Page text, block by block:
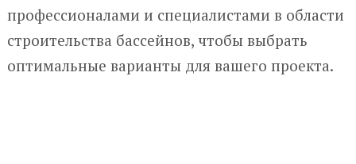
профессионалами и специалистами в области
строительства бассейнов, чтобы выбрать
оптимальные варианты для вашего проекта.